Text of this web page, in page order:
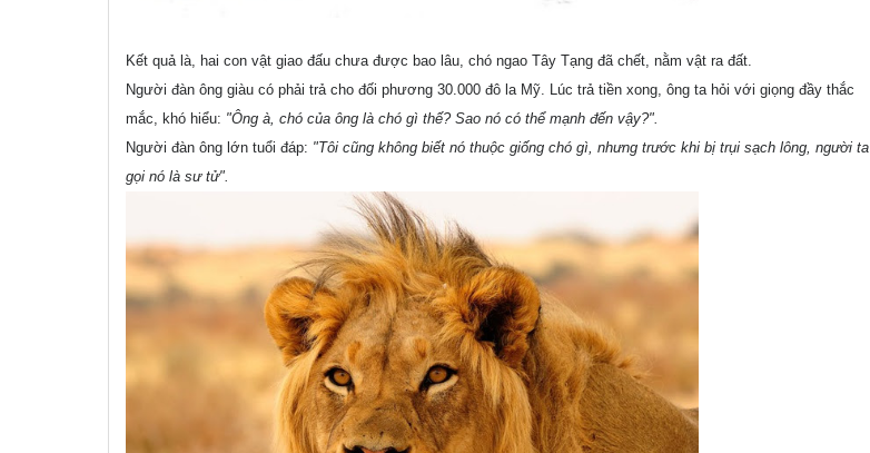
Kết quả là, hai con vật giao đấu chưa được bao lâu, chó ngao Tây Tạng đã chết, nằm vật ra đất.
Người đàn ông giàu có phải trả cho đối phương 30.000 đô la Mỹ. Lúc trả tiền xong, ông ta hỏi với giọng đầy thắc
mắc, khó hiểu: "Ông à, chó của ông là chó gì thế? Sao nó có thể mạnh đến vậy?".
Người đàn ông lớn tuổi đáp: "Tôi cũng không biết nó thuộc giống chó gì, nhưng trước khi bị trụi sạch lông, người ta
gọi nó là sư tử".